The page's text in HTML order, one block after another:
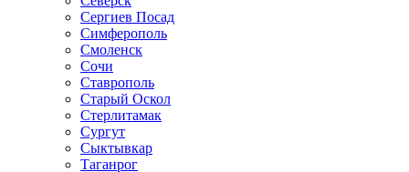
Сергиев Посад
Симферополь
Смоленск
Сочи
Ставрополь
Старый Оскол
Стерлитамак
Сургут
Сыктывкар
Таганрог